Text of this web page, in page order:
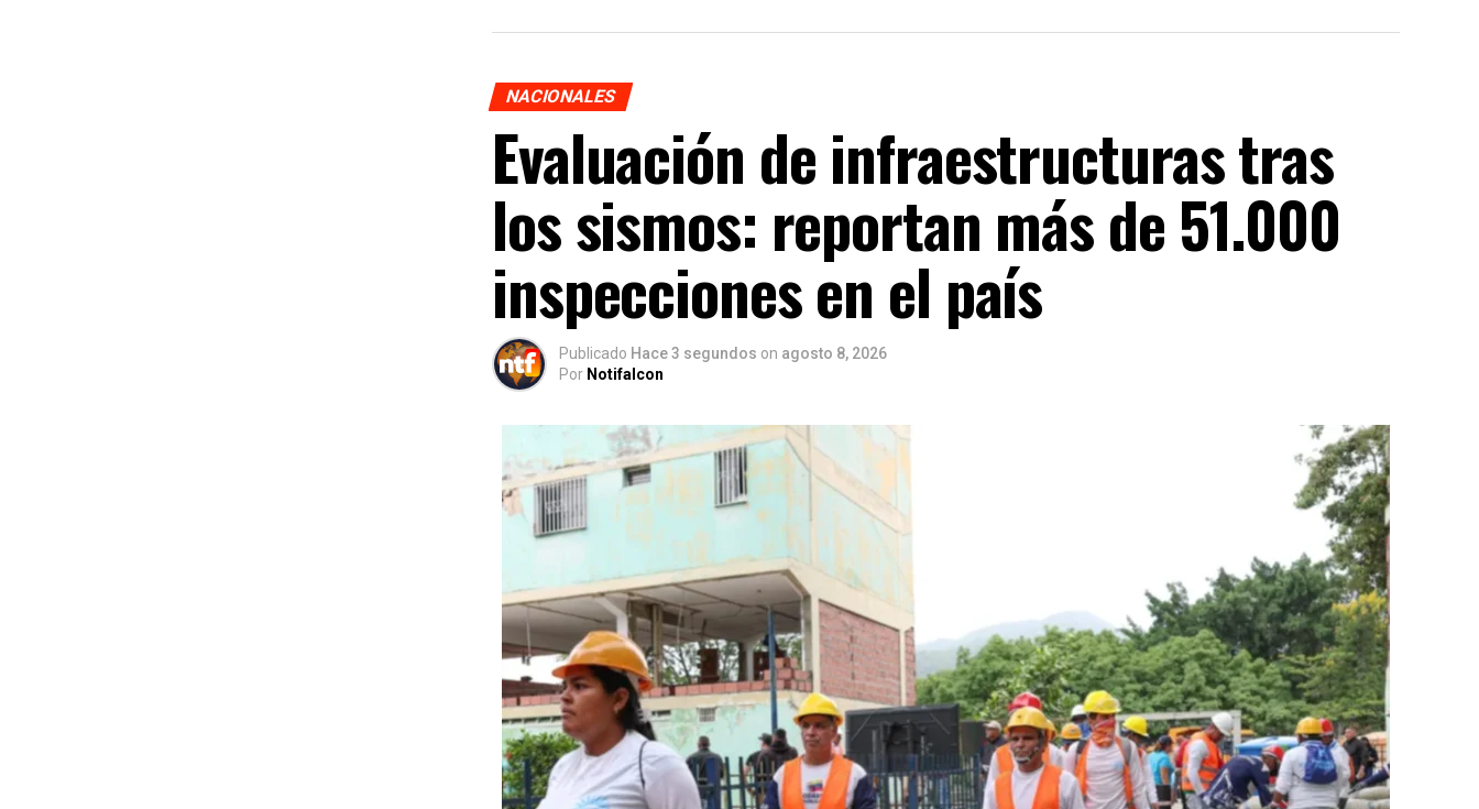
NACIONALES
Evaluación de infraestructuras tras
los sismos: reportan más de 51.000
inspecciones en el país
Publicado Hace 3 segundos on agosto 8, 2026
Por Notifalcon